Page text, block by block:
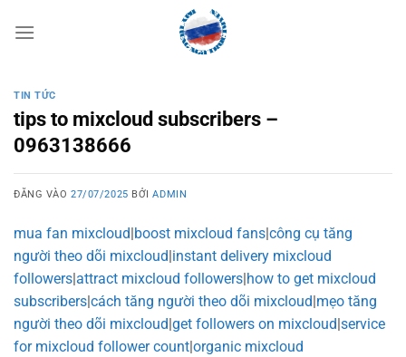
qua
TIN TỨC
tips to mixcloud subscribers –
0963138666
ĐĂNG VÀO27/07/2025 BỞIADMIN
mua fan mixcloud|boost mixcloud fans|công cụ tăng
người theo dõi mixcloud|instant delivery mixcloud
followers|attract mixcloud followers|how to get mixcloud
subscribers|cách tăng người theo dõi mixcloud|mẹo tăng
người theo dõi mixcloud|get followers on mixcloud|service
for mixcloud follower count|organic mixcloud